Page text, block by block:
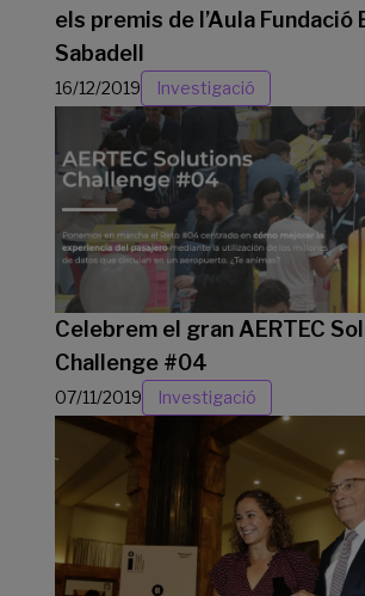
els premis de l’Aula Fundació
Sabadell
16/12/2019 Investigació
Celebrem el gran AERTEC
Challenge #04
07/11/2019 Investigació